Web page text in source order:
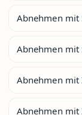
Abnehmen mit
Abnehmen mit
Abnehmen mit
Abnehmen mit